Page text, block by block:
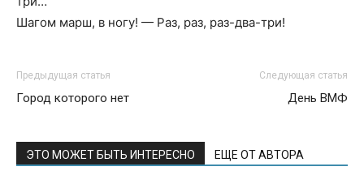
Шагом марш, в ногу! — Раз, раз, раз-два-три!
Предыдущая статья
Город которого нет
Следующая статья
День ВМФ
ЭТО МОЖЕТ БЫТЬ ИНТЕРЕСНО ЕЩЕ ОТ АВТОРА